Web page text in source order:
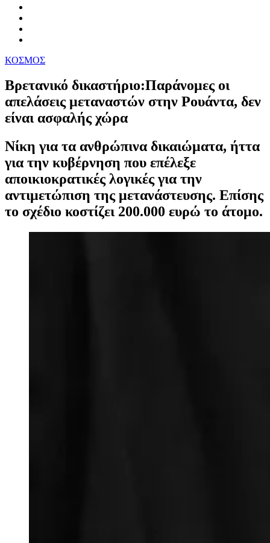
ΚΟΣΜΟΣ
Βρετανικό δικαστήριο:Παράνομες οι
απελάσεις μεταναστών στην Ρουάντα, δεν
είναι ασφαλής χώρα
Νίκη για τα ανθρώπινα δικαιώματα, ήττα
για την κυβέρνηση που επέλεξε
αποικιοκρατικές λογικές για την
αντιμετώπιση της μετανάστευσης. Επίσης
το σχέδιο κοστίζει 200.000 ευρώ το άτομο.